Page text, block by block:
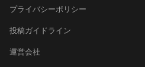
プライバシーポリシー
投稿ガイドライン
運営会社